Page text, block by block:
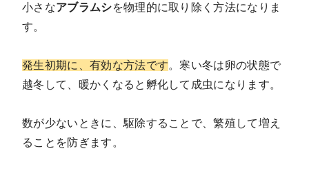
小さなアブラムシを物理的に取り除く方法になりま
す。
発生初期に、有効な方法です。寒い冬は卵の状態で
越冬して、暖かくなると孵化して成虫になります。
数が少ないときに、駆除することで、繁殖して増え
ることを防ぎます。